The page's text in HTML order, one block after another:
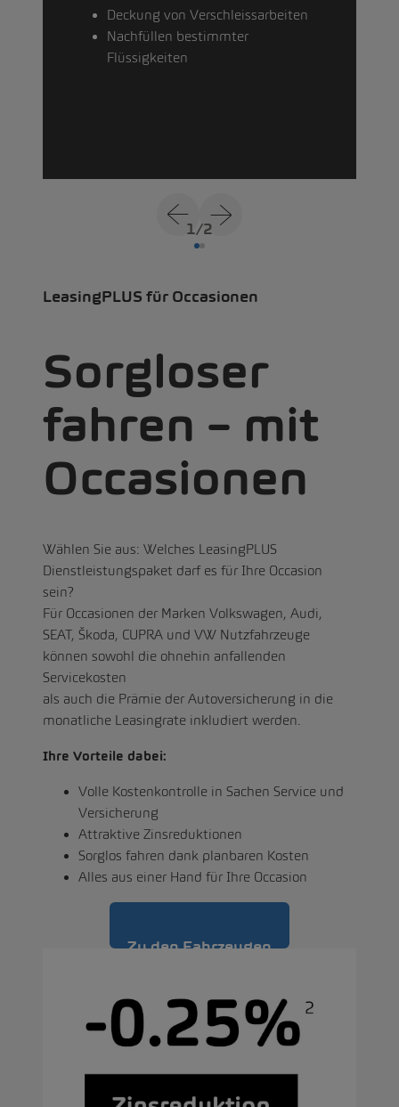
Deckung von Verschleissarbeiten
Nachfüllen bestimmter
Flüssigkeiten
1/2
LeasingPLUS für Occasionen
Sorgloser
fahren – mit
Occasionen
Wählen Sie aus: Welches LeasingPLUS
Dienstleistungspaket darf es für Ihre Occasion
sein?
Für Occasionen der Marken Volkswagen, Audi,
SEAT, Škoda, CUPRA und VW Nutzfahrzeuge
können sowohl die ohnehin anfallenden
Servicekosten
als auch die Prämie der Autoversicherung in die
monatliche Leasingrate inkludiert werden.
Ihre Vorteile dabei:
Volle Kostenkontrolle in Sachen Service und
Versicherung
Attraktive Zinsreduktionen
Sorglos fahren dank planbaren Kosten
Alles aus einer Hand für Ihre Occasion
Zu den Fahrzeugen